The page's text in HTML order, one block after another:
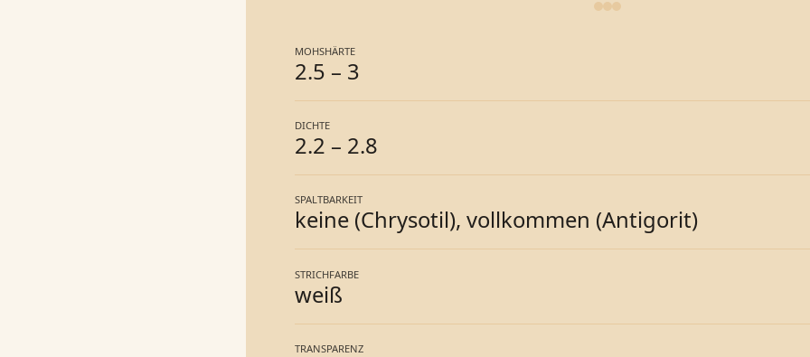
MOHSHÄRTE
2.5 – 3
DICHTE
2.2 – 2.8
SPALTBARKEIT
keine (Chrysotil), vollkommen (Antigorit)
STRICHFARBE
weiß
TRANSPARENZ